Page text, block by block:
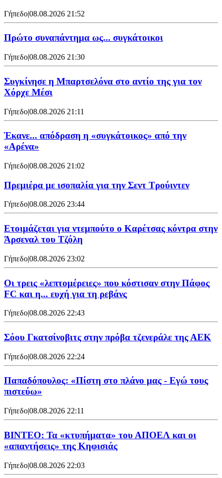
Γήπεδο|08.08.2026 21:52
Πρώτο συναπάντημα ως... συγκάτοικοι
Γήπεδο|08.08.2026 21:30
Συγκίνησε η Μπαρτσελόνα στο αντίο της για τον
Χόρχε Μέσι
Γήπεδο|08.08.2026 21:11
Έκανε... απόδραση η «συγκάτοικος» από την
«Αρένα»
Γήπεδο|08.08.2026 21:02
Πρεμιέρα με ισοπαλία για την Σεντ Τρούιντεν
Γήπεδο|08.08.2026 23:44
Ετοιμάζεται για ντεμπούτο ο Καρέτσας κόντρα στην
Άρσεναλ του Τζόλη
Γήπεδο|08.08.2026 23:02
Οι τρεις «λεπτομέρειες» που κόστισαν στην Πάφος
FC και η... ευχή για τη ρεβάνς
Γήπεδο|08.08.2026 22:43
Σόου Γκατσίνοβιτς στην πρόβα τζενεράλε της ΑΕΚ
Γήπεδο|08.08.2026 22:24
Παπαδόπουλος: «Πίστη στο πλάνο μας - Εγώ τους
πιστεύω»
Γήπεδο|08.08.2026 22:11
ΒΙΝΤΕΟ: Τα «κτυπήματα» του ΑΠΟΕΛ και οι
«απαντήσεις» της Κηφισιάς
Γήπεδο|08.08.2026 22:03